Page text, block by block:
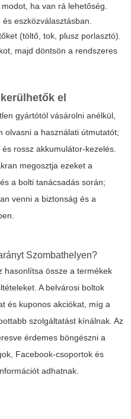
ha van rá lehetőség.
eszközválasztásban.
(töltő, tok, plusz porlasztó).
majd döntsön a rendszeres
el
gyártótól vásárolni anélkül,
olvasni a használati útmutatót;
rossz akkumulátor-kezelés.
megosztja ezeket a
a bolti tanácsadás során;
venni a biztonság és a
Szombathelyen?
hasonlítsa össze a termékek
A belvárosi boltok
és kuponos akciókat, míg a
szolgáltatást kínálnak. Az
érdemes böngészni a
Facebook-csoportok és
adhatnak.